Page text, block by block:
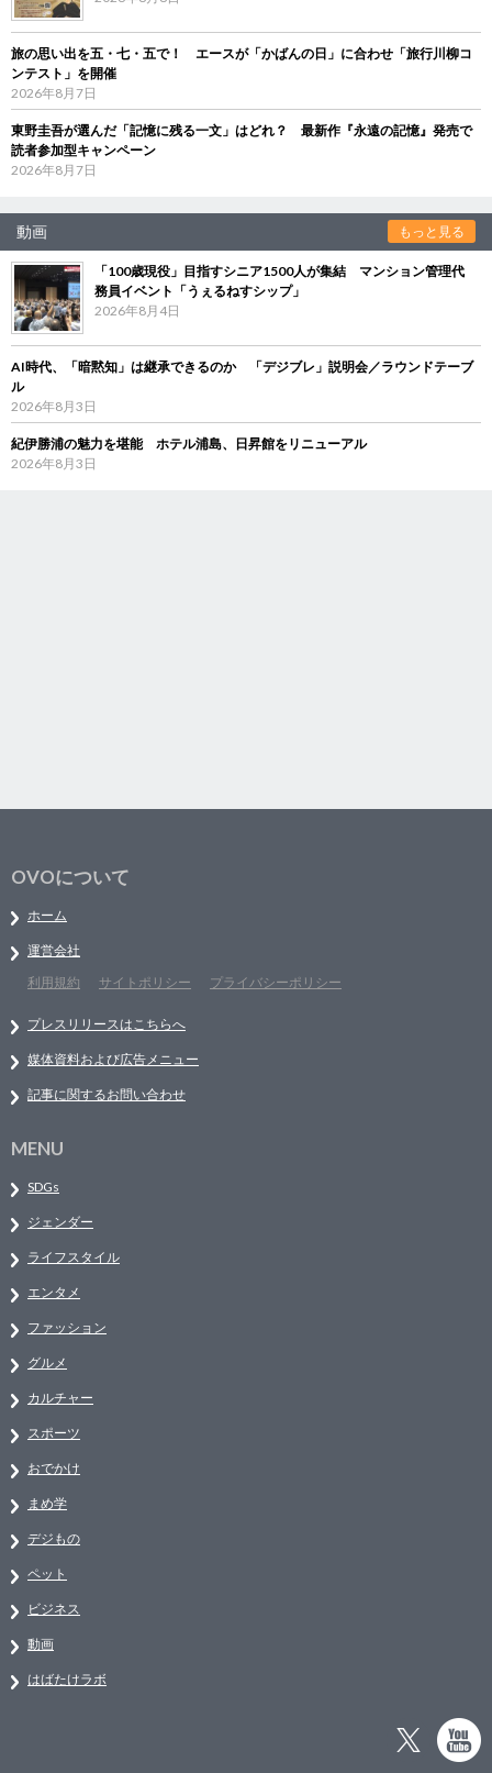
旅の思い出を五・七・五で！ エースが「かばんの日」に合わせ「旅行川柳コ
ンテスト」を開催
2026年8月7日
東野圭吾が選んだ「記憶に残る一文」はどれ？ 最新作『永遠の記憶』発売で
読者参加型キャンペーン
2026年8月7日
動画 もっと見る
「100歳現役」目指すシニア1500人が集結 マンション管理代
務員イベント「うぇるねすシップ」
2026年8月4日
AI時代、「暗黙知」は継承できるのか 「デジブレ」説明会／ラウンドテーブ
ル
2026年8月3日
紀伊勝浦の魅力を堪能 ホテル浦島、日昇館をリニューアル
2026年8月3日
OVOについて
ホーム
運営会社
利用規約
サイトポリシー プライバシーポリシー
プレスリリースはこちらへ
媒体資料および広告メニュー
記事に関するお問い合わせ
MENU
SDGs
ジェンダー
ライフスタイル
エンタメ
ファッション
グルメ
カルチャー
スポーツ
おでかけ
まめ学
デジもの
ペット
ビジネス
動画
はばたけラボ